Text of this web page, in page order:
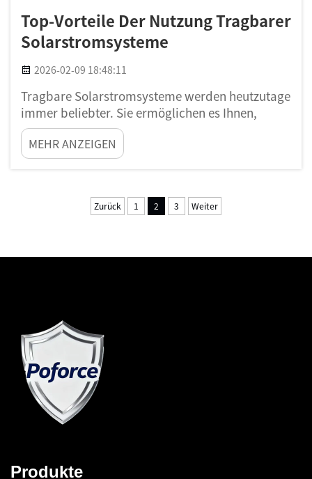
Top-Vorteile Der Nutzung Tragbarer
Solarstromsysteme
2026-02-09 18:48:11
Tragbare Solarstromsysteme werden heutzutage
immer beliebter. Sie ermöglichen es Ihnen,
Solarenergie überall dort zu nutzen, wo Sie
gerade sind. Stellen Sie sich vor, Sie campen im
Wald oder machen ein Picknick am Strand – und
Geräte betreiben. Das ist der spannende Aspekt
MEHR ANZEIGEN
Zurück 1 2 3 Weiter
Produkte